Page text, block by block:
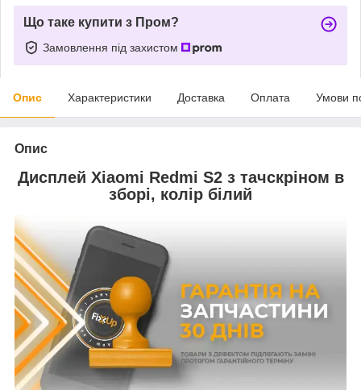
Що таке купити з Пром?
Замовлення під захистом
Опис Характеристики Доставка Оплата Умови
Опис
Дисплей Xiaomi Redmi S2 з тачскріном в
зборі, колір білий